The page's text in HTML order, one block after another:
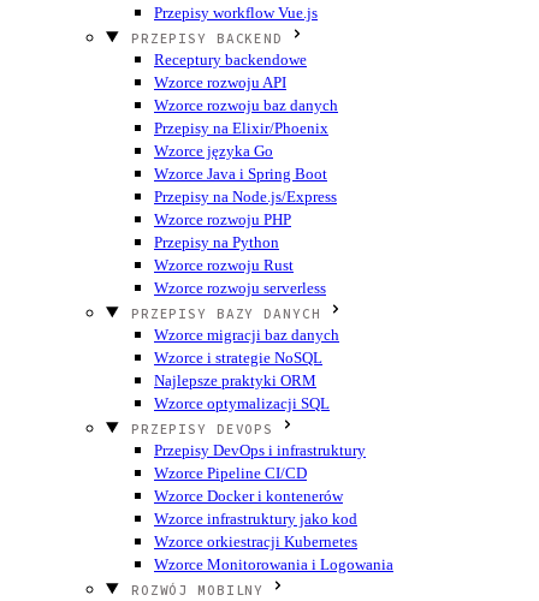
Przepisy workflow Vue.js
PRZEPISY BACKEND
Receptury backendowe
Wzorce rozwoju API
Wzorce rozwoju baz danych
Przepisy na Elixir/Phoenix
Wzorce języka Go
Wzorce Java i Spring Boot
Przepisy na Node.js/Express
Wzorce rozwoju PHP
Przepisy na Python
Wzorce rozwoju Rust
Wzorce rozwoju serverless
PRZEPISY BAZY DANYCH
Wzorce migracji baz danych
Wzorce i strategie NoSQL
Najlepsze praktyki ORM
Wzorce optymalizacji SQL
PRZEPISY DEVOPS
Przepisy DevOps i infrastruktury
Wzorce Pipeline CI/CD
Wzorce Docker i kontenerów
Wzorce infrastruktury jako kod
Wzorce orkiestracji Kubernetes
Wzorce Monitorowania i Logowania
ROZWÓJ MOBILNY